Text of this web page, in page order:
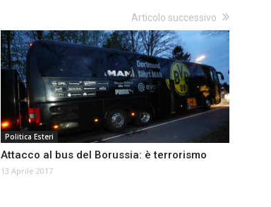
Articolo successivo
Politica Esteri
Attacco al bus del Borussia: è terrorismo
13 Aprile 2017